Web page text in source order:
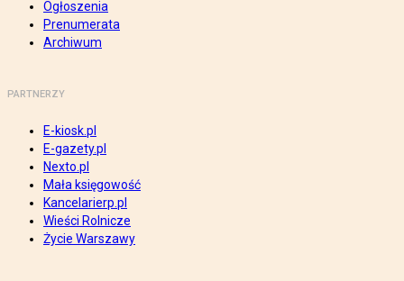
Ogłoszenia
Prenumerata
Archiwum
PARTNERZY
E-kiosk.pl
E-gazety.pl
Nexto.pl
Mała księgowość
Kancelarierp.pl
Wieści Rolnicze
Życie Warszawy